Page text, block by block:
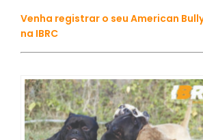
Venha registrar o seu American
na IBRC